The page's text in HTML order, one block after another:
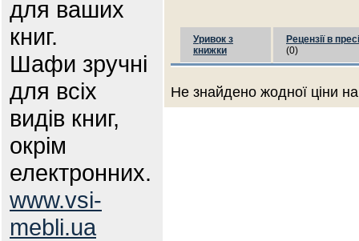
для ваших
книг.
Шафи зручні
для всіх
видів книг,
окрім
електронних.
www.vsi-
mebli.ua
Уривок з
книжки
Рецензії в пресі
(0)
Не знайдено жодної ціни